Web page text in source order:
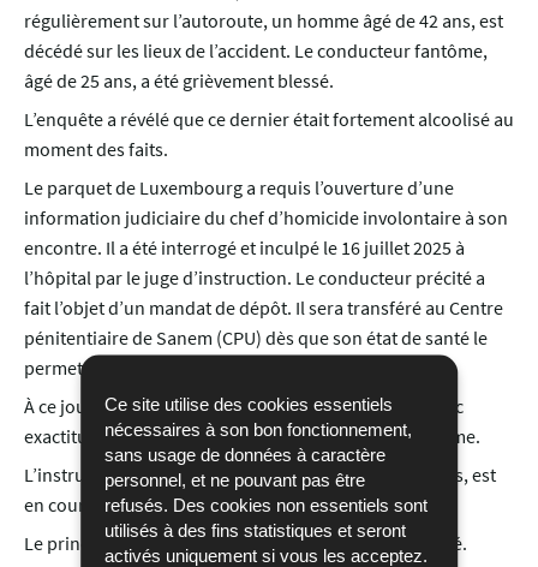
Ce site utilise des cookies essentiels
nécessaires à son bon fonctionnement,
sans usage de données à caractère
personnel, et ne pouvant pas être
refusés. Des cookies non essentiels sont
utilisés à des fins statistiques et seront
activés uniquement si vous les acceptez.
régulièrement sur l’autoroute, un homme âgé de 42 ans, est
décédé sur les lieux de l’accident. Le conducteur fantôme,
âgé de 25 ans, a été grièvement blessé.
L’enquête a révélé que ce dernier était fortement alcoolisé au
moment des faits.
Le parquet de Luxembourg a requis l’ouverture d’une
information judiciaire du chef d’homicide involontaire à son
encontre. Il a été interrogé et inculpé le 16 juillet 2025 à
l’hôpital par le juge d’instruction. Le conducteur précité a
fait l’objet d’un mandat de dépôt. Il sera transféré au Centre
pénitentiaire de Sanem (CPU) dès que son état de santé le
permettra.
À ce jour, il n’a pas encore été possible de retracer avec
exactitude le trajet emprunté par le conducteur fantôme.
L’instruction, comportant de nombreuses vérifications, est
en cours.
Le principe de la présomption d’innocence est rappelé.